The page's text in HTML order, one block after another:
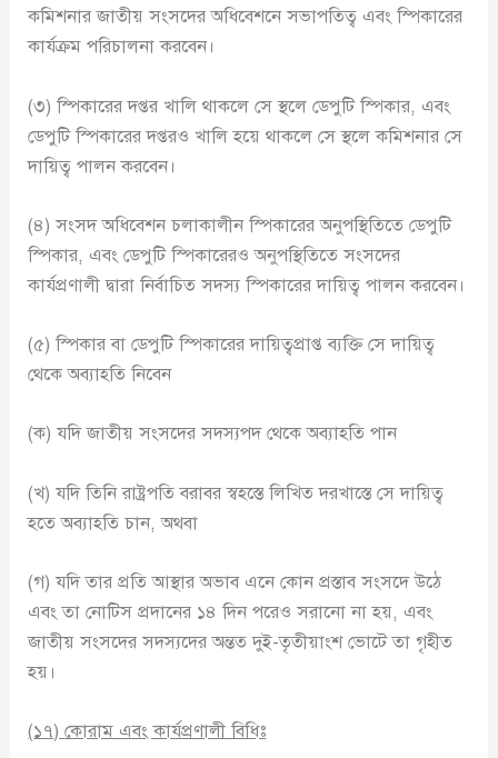
কমিশনার জাতীয় সংসদের অধিবেশনে সভাপতিত্ব এবং স্পিকারের
কার্যক্রম পরিচালনা করবেন।
(৩) স্পিকারের দপ্তর খালি থাকলে সে স্থলে ডেপুটি স্পিকার, এবং
ডেপুটি স্পিকারের দপ্তরও খালি হয়ে থাকলে সে স্থলে কমিশনার সে
দায়িত্ব পালন করবেন।
(৪) সংসদ অধিবেশন চলাকালীন স্পিকারের অনুপস্থিতিতে ডেপুটি
স্পিকার, এবং ডেপুটি স্পিকারেরও অনুপস্থিতিতে সংসদের
কার্যপ্রণালী দ্বারা নির্বাচিত সদস্য স্পিকারের দায়িত্ব পালন করবেন।
(৫) স্পিকার বা ডেপুটি স্পিকারের দায়িত্বপ্রাপ্ত ব্যক্তি সে দায়িত্ব
থেকে অব্যাহতি নিবেন
(ক) যদি জাতীয় সংসদের সদস্যপদ থেকে অব্যাহতি পান
(খ) যদি তিনি রাষ্ট্রপতি বরাবর স্বহস্তে লিখিত দরখাস্তে সে দায়িত্ব
হতে অব্যাহতি চান, অথবা
(গ) যদি তার প্রতি আস্থার অভাব এনে কোন প্রস্তাব সংসদে উঠে
এবং তা নোটিস প্রদানের ১৪ দিন পরেও সরানো না হয়, এবং
জাতীয় সংসদের সদস্যদের অন্তত দুই-তৃতীয়াংশ ভোটে তা গৃহীত
হয়।
(১৭)কোরাম এবং কার্যপ্রণালী বিধিঃ